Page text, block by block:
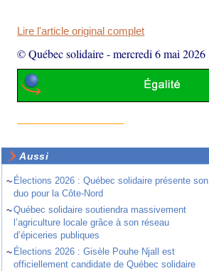
Lire l'article original complet
© Québec solidaire-mercredi 6 mai 2026
Aussi
~ Élections 2026 : Québec solidaire présente son
duo pour la Côte-Nord
~Québec solidaire soutiendra massivement
l’agriculture locale grâce à son réseau
d’épiceries publiques
~ Élections 2026 : Gisèle Pouhe Njall est
officiellement candidate de Québec solidaire